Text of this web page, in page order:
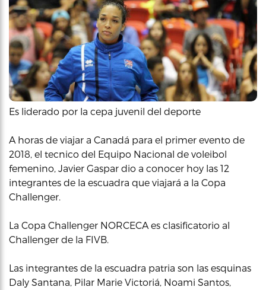
Es liderado por la cepa juvenil del deporte
A horas de viajar a Canadá para el primer evento de
2018, el tecnico del Equipo Nacional de voleibol
femenino, Javier Gaspar dio a conocer hoy las 12
integrantes de la escuadra que viajará a la Copa
Challenger.
La Copa Challenger NORCECA es clasificatorio al
Challenger de la FIVB.
Las integrantes de la escuadra patria son las esquinas
Daly Santana, Pilar Marie Victoriá, Noami Santos,